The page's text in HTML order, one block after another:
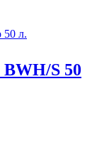
50 л.
BWH/S 50